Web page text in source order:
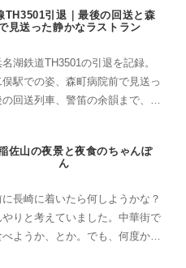
TH3501引退｜最後の回送と森
見送った静かなラストラン
湖鉄道TH3501の引退を記録。
俣駅での姿、森町病院前で見送っ
回送列車、警笛の余韻まで、35
佐山の夜景と夜食のちゃんぽ
ん
長崎に着いたら何しようかな？
やりと考えていました。中華街で
ようか、とか。でも、何度か中